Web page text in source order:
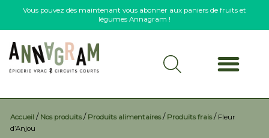
Accueil / Nos produits/ Produits alimentaires/ Produits frais/ Fleur
d’Anjou
Vous pouvez dès maintenant vous abonner aux paniers de fruits et
légumes Annagram !